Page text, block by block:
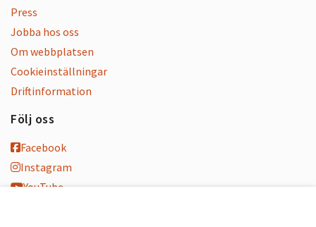
Press
Jobba hos oss
Om webbplatsen
Cookieinställningar
Driftinformation
Följ oss
Facebook
Instagram
YouTube